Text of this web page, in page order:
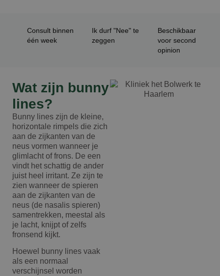
Consult binnen
één week
Ik durf "Nee" te
zeggen
Beschikbaar
voor second
opinion
Wat zijn bunny
lines?
Bunny lines zijn de kleine,
horizontale rimpels die zich
aan de zijkanten van de
neus vormen wanneer je
glimlacht of frons. De een
vindt het schattig de ander
juist heel irritant. Ze zijn te
zien wanneer de spieren
aan de zijkanten van de
neus (de nasalis spieren)
samentrekken, meestal als
je lacht, knijpt of zelfs
fronsend kijkt.
Hoewel bunny lines vaak
als een normaal
verschijnsel worden